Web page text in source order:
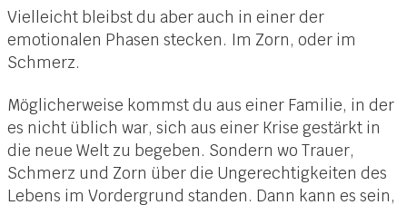
Vielleicht bleibst du aber auch in einer der
emotionalen Phasen stecken. Im Zorn, oder im
Schmerz.
Möglicherweise kommst du aus einer Familie, in der
es nicht üblich war, sich aus einer Krise gestärkt in
die neue Welt zu begeben. Sondern wo Trauer,
Schmerz und Zorn über die Ungerechtigkeiten des
Lebens im Vordergrund standen. Dann kann es sein,